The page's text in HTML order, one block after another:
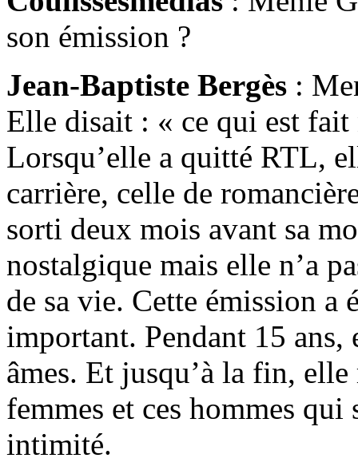
son émission ?
Jean-Baptiste Bergès :
Elle disait : « ce qui est fait
Lorsqu’elle a quitté RTL,
carrière, celle de
sorti deux mois avant sa
nostalgique mais elle n’a
de sa vie. Cette émission a
important. Pendant 15 ans,
âmes. Et jusqu’à la fin, elle
femmes et ces hommes
intimité.